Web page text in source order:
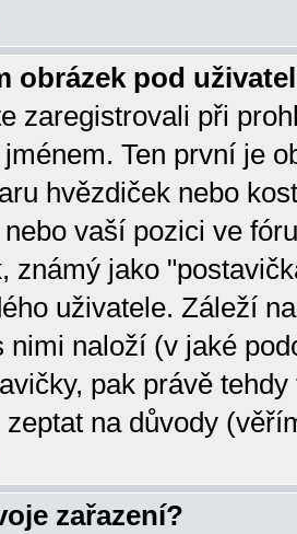
obrázek pod
zaregistrovali při
Ten první je
hvězdiček nebo
vaší pozici ve
známý jako
uživatele. Záleží
nimi naloží (v jaké
pak právě
zeptat na důvody
zařazení?